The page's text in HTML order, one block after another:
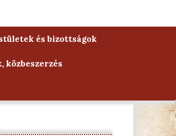
és bizottságok
közbeszerzés